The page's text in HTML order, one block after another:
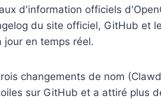
d'information officiels
du site officiel, GitHub et
en temps réel.
changements de nom
sur GitHub et a attiré plus